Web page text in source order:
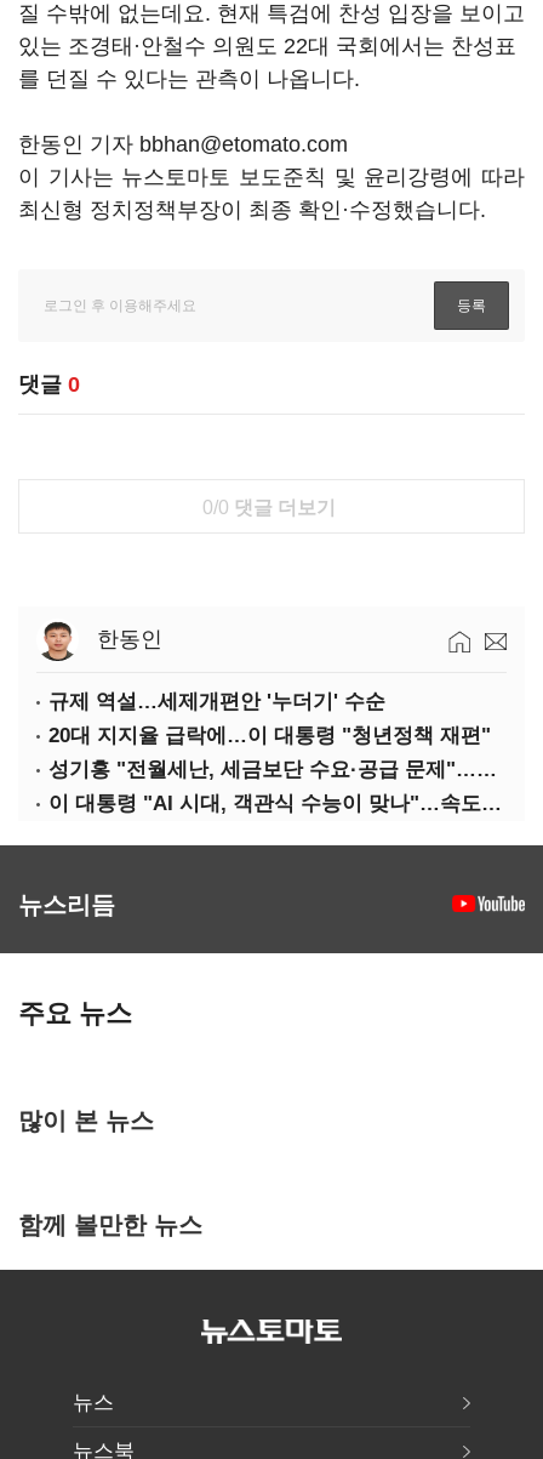
질 수밖에 없는데요. 현재 특검에 찬성 입장을 보이고
있는 조경태·안철수 의원도 22대 국회에서는 찬성표
를 던질 수 있다는 관측이 나옵니다.
한동인 기자 bbhan@etomato.com
이 기사는 뉴스토마토 보도준칙 및 윤리강령에 따라
최신형 정치정책부장이 최종 확인·수정했습니다.
댓글 0
0/0 댓글 더보기
한동인
규제 역설…세제개편안 '누더기' 수순
20대 지지율 급락에…이 대통령 "청년정책 재편"
성기홍 "전월세난, 세금보단 수요·공급 문제"…닥공 시사
이 대통령 "AI 시대, 객관식 수능이 맞나"…속도전 '경계'
뉴스리듬
주요 뉴스
많이 본 뉴스
함께 볼만한 뉴스
뉴스
뉴스북